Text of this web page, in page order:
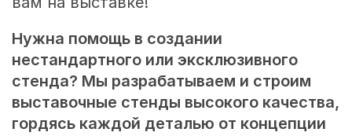
Нужна помощь в создании
нестандартного или эксклюзивного
стенда? Мы разрабатываем и строим
выставочные стенды высокого качества,
гордясь каждой деталью от концепции